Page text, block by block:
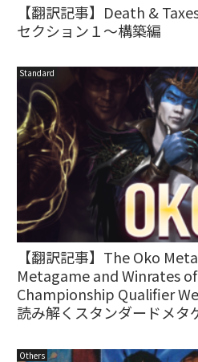
【翻訳記事】Death &
セクション１～構築編
Standard
【翻訳記事】The Oko
Metagame and Winrates
Championship Qualifier
読み解くスタンダードメタ
Others